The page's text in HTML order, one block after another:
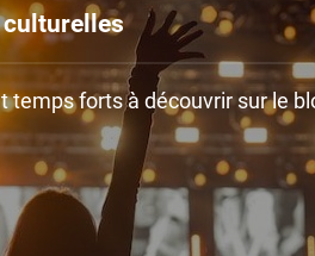
culturelles
temps forts à découvrir sur le